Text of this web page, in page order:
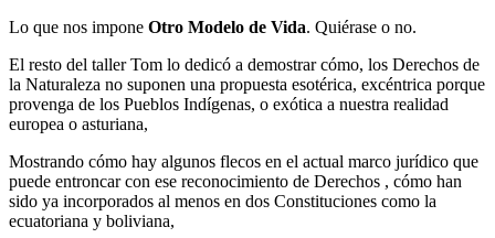
Lo que nos impone Otro Modelo de Vida. Quiérase o no.
El resto del taller Tom lo dedicó a demostrar cómo, los Derechos de
la Naturaleza no suponen una propuesta esotérica, excéntrica porque
provenga de los Pueblos Indígenas, o exótica a nuestra realidad
europea o asturiana,
Mostrando cómo hay algunos flecos en el actual marco jurídico que
puede entroncar con ese reconocimiento de Derechos , cómo han
sido ya incorporados al menos en dos Constituciones como la
ecuatoriana y boliviana,